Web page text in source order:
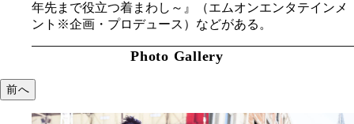
年先まで役立つ着まわし～』（エムオンエンタテインメ
ント※企画・プロデュース）などがある。
Photo Gallery
前へ